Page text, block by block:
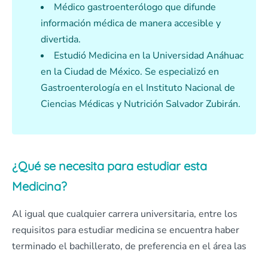
Médico gastroenterólogo que difunde
información médica de manera accesible y
divertida.
Estudió Medicina en la Universidad Anáhuac
en la Ciudad de México. Se especializó en
Gastroenterología en el Instituto Nacional de
Ciencias Médicas y Nutrición Salvador Zubirán.
¿Qué se necesita para estudiar esta
Medicina?
Al igual que cualquier carrera universitaria, entre los
requisitos para estudiar medicina se encuentra haber
terminado el bachillerato, de preferencia en el área las